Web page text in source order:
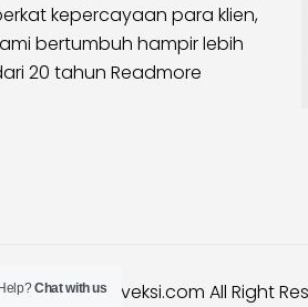
kepercayaan para klien,
bertumbuh hampir lebih
20 tahun Readmore
2025ayukonveksi.com All Right
Chat with us